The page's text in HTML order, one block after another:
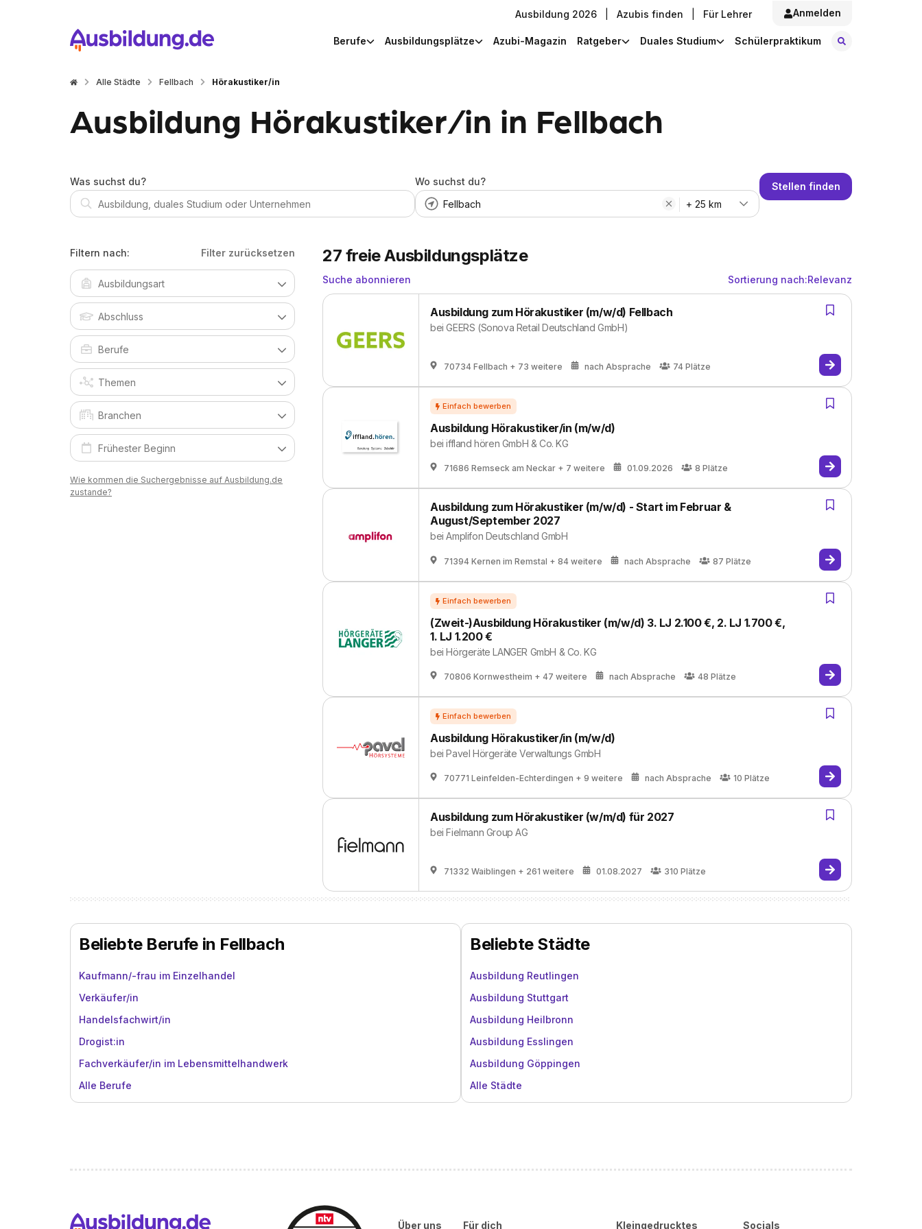
Ausbildung 2026 Azubis finden Für Lehrer Anmelden
Berufe Ausbildungsplätze Azubi-Magazin Ratgeber Duales Studium Schülerpraktikum
Alle Städte Fellbach Hörakustiker/in
Ausbildung Hörakustiker/in in Fellbach
Was suchst du?
Wo suchst du?
+ 25 km
Stellen finden
Filtern nach: Filter zurücksetzen
Wie kommen die Suchergebnisse auf Ausbildung.de
zustande?
27 freie Ausbildungsplätze
Suche abonnieren Sortierung nach:Relevanz
Ausbildung zum Hörakustiker (m/w/d) Fellbach
beiGEERS (Sonova Retail Deutschland GmbH)
70734 Fellbach + 73 weitere nach Absprache 74 Plätze
Ausbildung Hörakustiker/in (m/w/d)
beiiffland hören GmbH & Co. KG
71686 Remseck am Neckar + 7 weitere 01.09.2026 8 Plätze
Ausbildung zum Hörakustiker (m/w/d) - Start im Februar &
August/September 2027
beiAmplifon Deutschland GmbH
71394 Kernen im Remstal + 84 weitere nach Absprache 87 Plätze
(Zweit-)Ausbildung Hörakustiker (m/w/d) 3. LJ 2.100 €, 2. LJ 1.700 €,
1. LJ 1.200 €
beiHörgeräte LANGER GmbH & Co. KG
70806 Kornwestheim + 47 weitere nach Absprache 48 Plätze
Ausbildung Hörakustiker/in (m/w/d)
beiPavel Hörgeräte Verwaltungs GmbH
70771 Leinfelden-Echterdingen + 9 weitere nach Absprache 10 Plätze
Ausbildung zum Hörakustiker (w/m/d) für 2027
beiFielmann Group AG
71332 Waiblingen + 261 weitere 01.08.2027 310 Plätze
Beliebte Berufe in Fellbach
Kaufmann/-frau im Einzelhandel
Verkäufer/in
Handelsfachwirt/in
Drogist:in
Fachverkäufer/in im Lebensmittelhandwerk
Alle Berufe
Beliebte Städte
Ausbildung Reutlingen
Ausbildung Stuttgart
Ausbildung Heilbronn
Ausbildung Esslingen
Ausbildung Göppingen
Alle Städte
Über uns Für dich Kleingedrucktes Socials